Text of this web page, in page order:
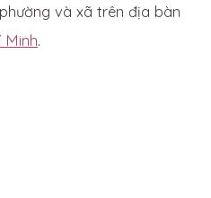
và xã trên địa bàn
Minh.